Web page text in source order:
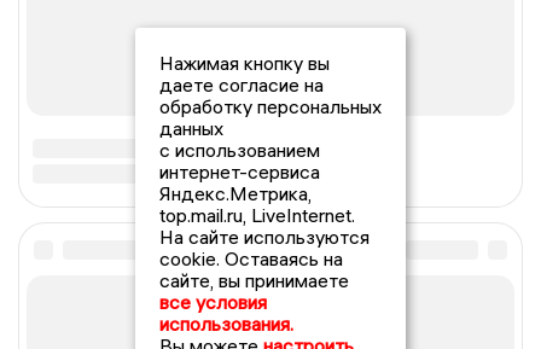
Нажимая кнопку вы
даете согласие на
обработку персональных
данных
с использованием
интернет-сервиса
Яндекс.Метрика,
top.mail.ru, LiveInternet.
На сайте используются
cookie. Оставаясь на
сайте, вы принимаете
все условия
использования.